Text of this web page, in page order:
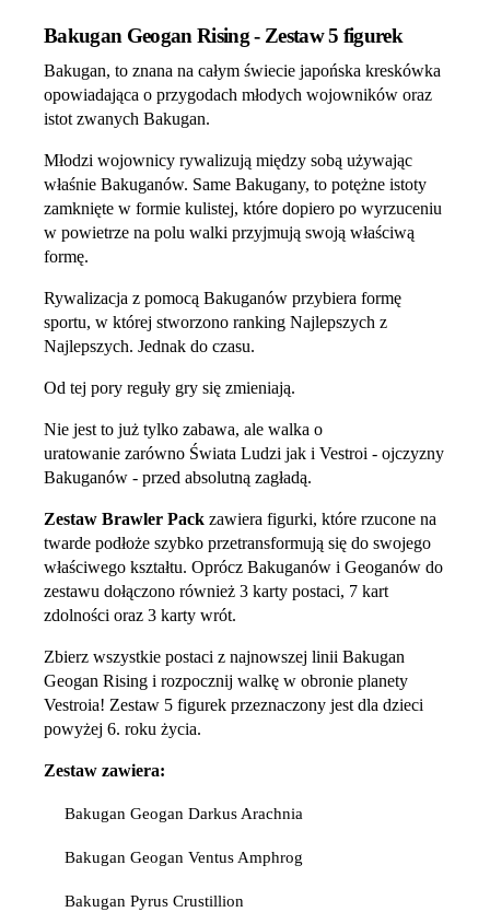
Bakugan Geogan Rising - Zestaw 5 figurek
Bakugan, to znana na całym świecie japońska kreskówka
opowiadająca o przygodach młodych wojowników oraz
istot zwanych Bakugan.
Młodzi wojownicy rywalizują między sobą używając
właśnie Bakuganów. Same Bakugany, to potężne istoty
zamknięte w formie kulistej, które dopiero po wyrzuceniu
w powietrze na polu walki przyjmują swoją właściwą
formę.
Rywalizacja z pomocą Bakuganów przybiera formę
sportu, w której stworzono ranking Najlepszych z
Najlepszych. Jednak do czasu.
Od tej pory reguły gry się zmieniają.
Nie jest to już tylko zabawa, ale walka o
uratowanie zarówno Świata Ludzi jak i Vestroi - ojczyzny
Bakuganów - przed absolutną zagładą.
Zestaw Brawler Pack zawiera figurki, które rzucone na
twarde podłoże szybko przetransformują się do swojego
właściwego kształtu. Oprócz Bakuganów i Geoganów do
zestawu dołączono również 3 karty postaci, 7 kart
zdolności oraz 3 karty wrót.
Zbierz wszystkie postaci z najnowszej linii Bakugan
Geogan Rising i rozpocznij walkę w obronie planety
Vestroia! Zestaw 5 figurek przeznaczony jest dla dzieci
powyżej 6. roku życia.
Zestaw zawiera:
Bakugan Geogan Darkus Arachnia
Bakugan Geogan Ventus Amphrog
Bakugan Pyrus Crustillion